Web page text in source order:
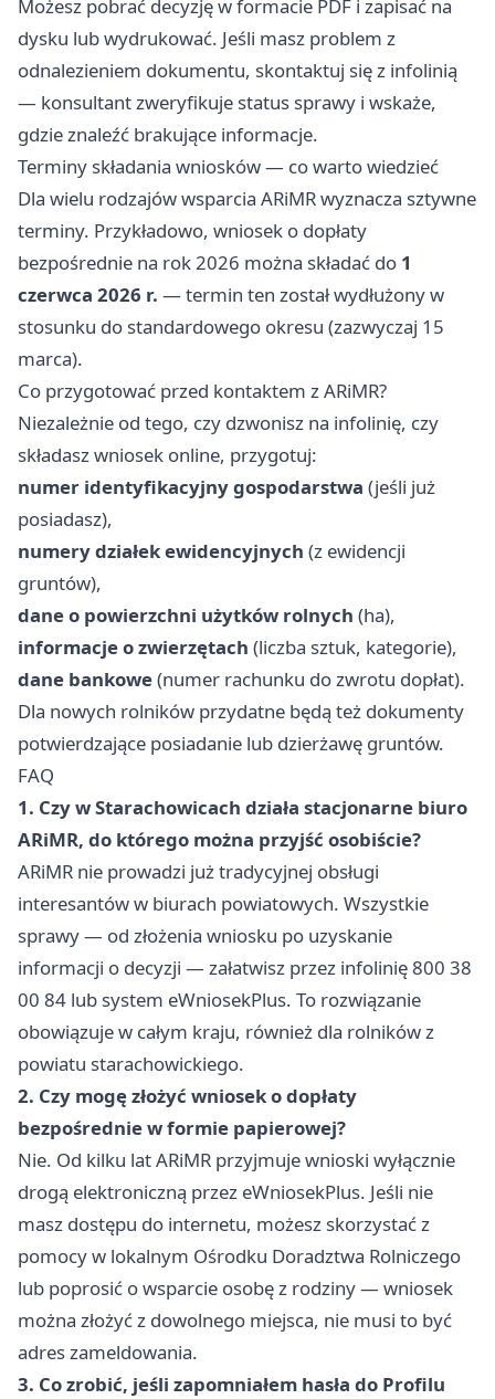
Możesz pobrać decyzję w formacie PDF i zapisać na
dysku lub wydrukować. Jeśli masz problem z
odnalezieniem dokumentu, skontaktuj się z infolinią
— konsultant zweryfikuje status sprawy i wskaże,
gdzie znaleźć brakujące informacje.
Terminy składania wniosków — co warto wiedzieć
Dla wielu rodzajów wsparcia ARiMR wyznacza sztywne
terminy. Przykładowo, wniosek o dopłaty
bezpośrednie na rok 2026 można składać do 1
czerwca 2026 r. — termin ten został wydłużony w
stosunku do standardowego okresu (zazwyczaj 15
marca).
Co przygotować przed kontaktem z ARiMR?
Niezależnie od tego, czy dzwonisz na infolinię, czy
składasz wniosek online, przygotuj:
numer identyfikacyjny gospodarstwa (jeśli już
posiadasz),
numery działek ewidencyjnych (z ewidencji
gruntów),
dane o powierzchni użytków rolnych (ha),
informacje o zwierzętach (liczba sztuk, kategorie),
dane bankowe(numer rachunku do zwrotu dopłat).
Dla nowych rolników przydatne będą też dokumenty
potwierdzające posiadanie lub dzierżawę gruntów.
FAQ
1. Czy w Starachowicach działa stacjonarne biuro
ARiMR, do którego można przyjść osobiście?
ARiMR nie prowadzi już tradycyjnej obsługi
interesantów w biurach powiatowych. Wszystkie
sprawy — od złożenia wniosku po uzyskanie
informacji o decyzji — załatwisz przez infolinię 800 38
00 84 lub system eWniosekPlus. To rozwiązanie
obowiązuje w całym kraju, również dla rolników z
powiatu starachowickiego.
2. Czy mogę złożyć wniosek o dopłaty
bezpośrednie w formie papierowej?
Nie. Od kilku lat ARiMR przyjmuje wnioski wyłącznie
drogą elektroniczną przez eWniosekPlus. Jeśli nie
masz dostępu do internetu, możesz skorzystać z
pomocy w lokalnym Ośrodku Doradztwa Rolniczego
lub poprosić o wsparcie osobę z rodziny — wniosek
można złożyć z dowolnego miejsca, nie musi to być
adres zameldowania.
3. Co zrobić, jeśli zapomniałem hasła do Profilu